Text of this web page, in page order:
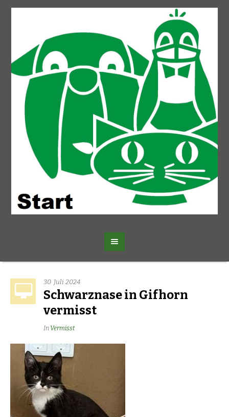
30. Juli 2024
Schwarznase in Gifhorn
vermisst
In Vermisst